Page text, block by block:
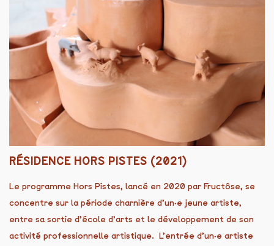
RÉSIDENCE HORS PISTES (2021)
Le programme Hors Pistes, lancé en 2020 par Fructôse, se
concentre sur la période charnière d’un·e jeune artiste,
entre sa sortie d’école d’arts et le développement de son
activité professionnelle artistique. L’entrée d’un·e artiste